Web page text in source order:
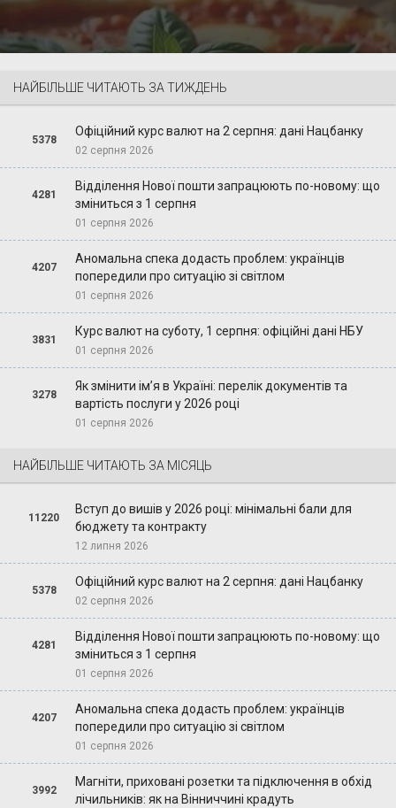
НАЙБІЛЬШЕ ЧИТАЮТЬ ЗА ТИЖДЕНЬ
5378
Офіційний курс валют на 2 серпня: дані Нацбанку
02 серпня 2026
4281
Відділення Нової пошти запрацюють по-новому: що
зміниться з 1 серпня
01 серпня 2026
4207
Аномальна спека додасть проблем: українців
попередили про ситуацію зі світлом
01 серпня 2026
3831
Курс валют на суботу, 1 серпня: офіційні дані НБУ
01 серпня 2026
3278
Як змінити ім’я в Україні: перелік документів та
вартість послуги у 2026 році
01 серпня 2026
НАЙБІЛЬШЕ ЧИТАЮТЬ ЗА МІСЯЦЬ
11220
Вступ до вишів у 2026 році: мінімальні бали для
бюджету та контракту
12 липня 2026
5378
Офіційний курс валют на 2 серпня: дані Нацбанку
02 серпня 2026
4281
Відділення Нової пошти запрацюють по-новому: що
зміниться з 1 серпня
01 серпня 2026
4207
Аномальна спека додасть проблем: українців
попередили про ситуацію зі світлом
01 серпня 2026
3992
Магніти, приховані розетки та підключення в обхід
лічильників: як на Вінниччині крадуть